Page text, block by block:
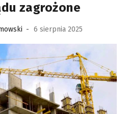
zagrożone
- 6 sierpnia 2025